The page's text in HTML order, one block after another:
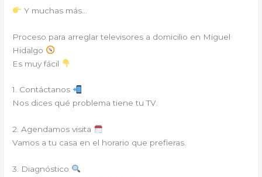
Y muchas más…
Proceso para arreglar televisores a domicilio en Miguel
Hidalgo
Es muy fácil
1. Contáctanos
Nos dices qué problema tiene tu TV.
2. Agendamos visita
Vamos a tu casa en el horario que prefieras.
3. Diagnóstico